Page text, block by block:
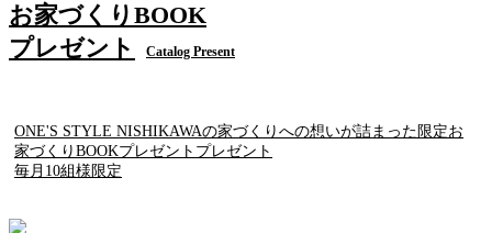
お家づくりBOOK
プレゼント
Catalog Present
ONE'S STYLE NISHIKAWAの家づくりへの想いが詰まった限定お
家づくりBOOKプレゼントプレゼント
毎月10組様限定